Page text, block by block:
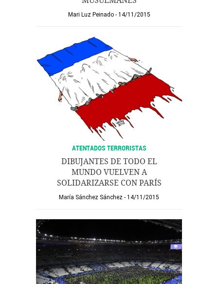
Mari Luz Peinado 14/11/2015
ATENTADOS TERRORISTAS
DIBUJANTES DE TODO EL
MUNDO VUELVEN A
SOLIDARIZARSE CON PARÍS
María Sánchez Sánchez 14/11/2015